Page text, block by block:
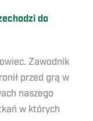
do
Zawodnik
przed grą w
naszego
w których